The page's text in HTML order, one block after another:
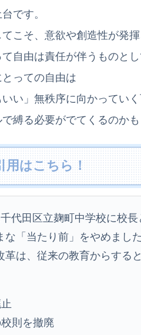
です。
こそ、意欲や創造性が発揮
自由は責任が伴うものとし
っての自由は
いい」無秩序に向かっていく
縛る必要がでてくるのか
用はこちら！
代田区立麹町中学校に校長
「当たり前」をやめました
革は、従来の教育からする
則を撤廃